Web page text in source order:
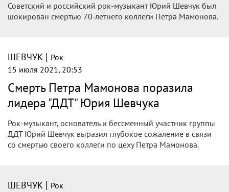
Советский и российский рок-музыкант Юрий Шевчук был
шокирован смертью 70-летнего коллеги Петра Мамонова.
ШЕВЧУК | Рок
15 июля 2021, 20:53
Смерть Петра Мамонова поразила
лидера "ДДТ" Юрия Шевчука
Рок-музыкант, основатель и бессменный участник группы
ДДТ Юрий Шевчук выразил глубокое сожаление в связи
со смертью своего коллеги по цеху Петра Мамонова.
ШЕВЧУК | Рок